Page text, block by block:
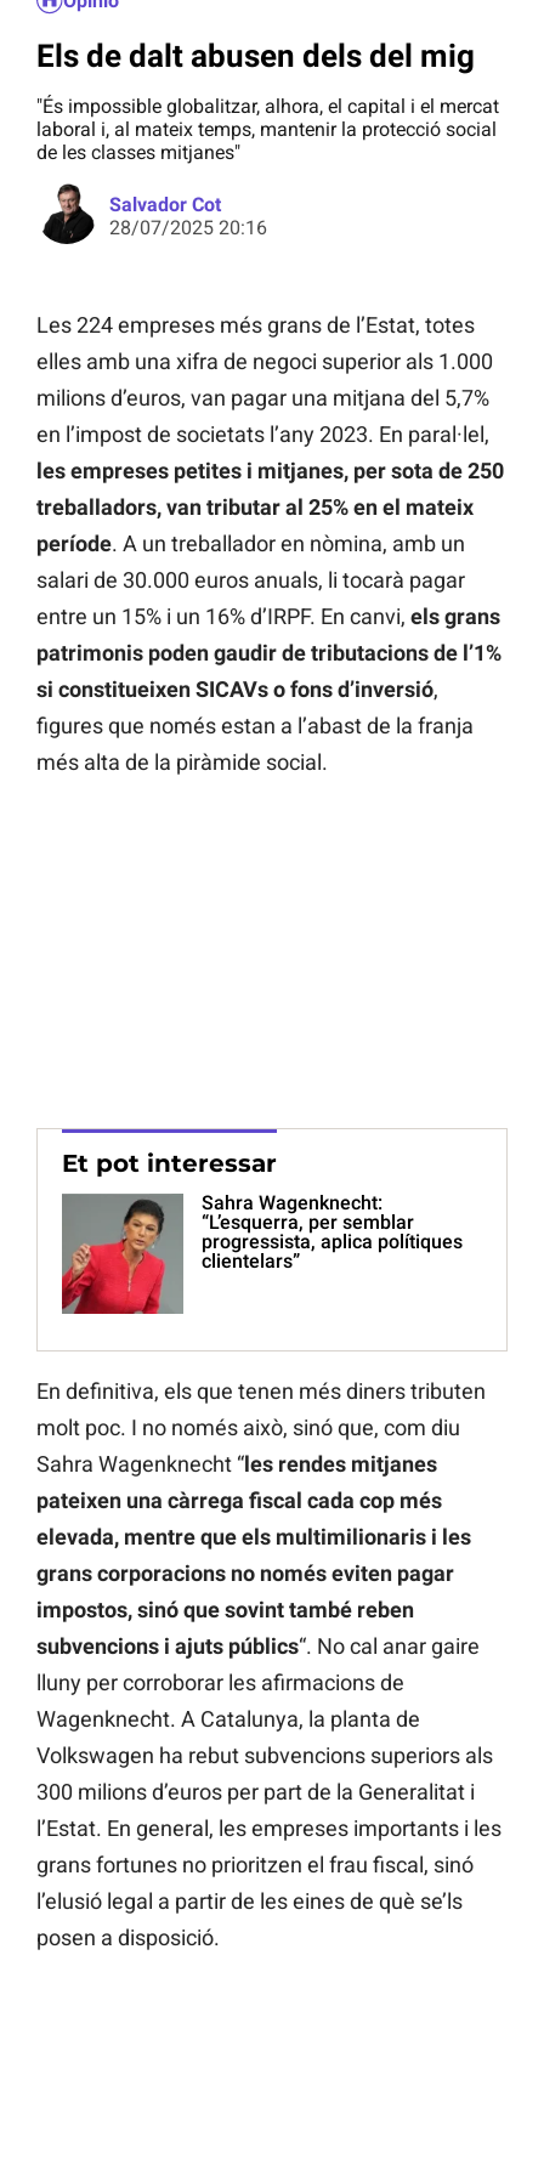
Els de dalt abusen dels del mig
"És impossible globalitzar, alhora, el capital i el mercat
laboral i, al mateix temps, mantenir la protecció social
de les classes mitjanes"
Salvador Cot
28/07/2025 20:16
Les 224 empreses més grans de l’Estat, totes
elles amb una xifra de negoci superior als 1.000
milions d’euros, van pagar una mitjana del 5,7%
en l’impost de societats l’any 2023. En paral·lel,
les empreses petites i mitjanes, per sota de 250
treballadors, van tributar al 25% en el mateix
període. A un treballador en nòmina, amb un
salari de 30.000 euros anuals, li tocarà pagar
entre un 15% i un 16% d’IRPF. En canvi, els grans
patrimonis poden gaudir de tributacions de l’1%
si constitueixen SICAVs o fons d’inversió,
figures que només estan a l’abast de la franja
més alta de la piràmide social.
Et pot interessar
Sahra Wagenknecht:
“L’esquerra, per semblar
progressista, aplica polítiques
clientelars”
En definitiva, els que tenen més diners tributen
molt poc. I no només això, sinó que, com diu
Sahra Wagenknecht “les rendes mitjanes
pateixen una càrrega fiscal cada cop més
elevada, mentre que els multimilionaris i les
grans corporacions no només eviten pagar
impostos, sinó que sovint també reben
subvencions i ajuts públics“. No cal anar gaire
lluny per corroborar les afirmacions de
Wagenknecht. A Catalunya, la planta de
Volkswagen ha rebut subvencions superiors als
300 milions d’euros per part de la Generalitat i
l’Estat. En general, les empreses importants i les
grans fortunes no prioritzen el frau fiscal, sinó
l’elusió legal a partir de les eines de què se’ls
posen a disposició.